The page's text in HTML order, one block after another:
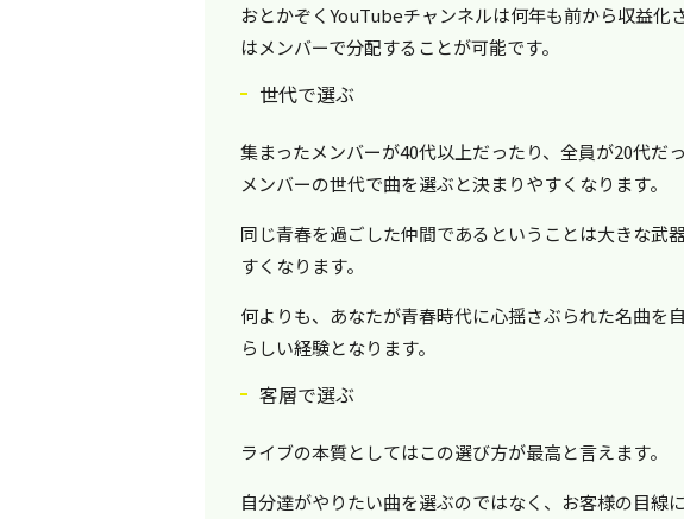
おとかぞくYouTubeチャンネルは何年も前から収益
はメンバーで分配することが可能です。
世代で選ぶ
集まったメンバーが40代以上だったり、全員が20代だ
メンバーの世代で曲を選ぶと決まりやすくなります。
同じ青春を過ごした仲間であるということは大きな武
すくなります。
何よりも、あなたが青春時代に心揺さぶられた名曲を
らしい経験となります。
客層で選ぶ
ライブの本質としてはこの選び方が最高と言えます。
自分達がやりたい曲を選ぶのではなく、お客様の目線